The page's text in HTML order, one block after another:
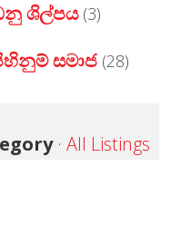
ශිල්පය (3)
සමාජ (28)
· All Listings